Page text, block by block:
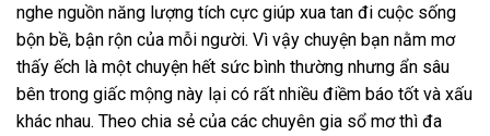
nghe nguồn năng lượng tích cực giúp xua tan đi cuộc sống
bộn bề, bận rộn của mỗi người. Vì vậy chuyện bạn nằm mơ
thấy ếch là một chuyện hết sức bình thường nhưng ẩn sâu
bên trong giấc mộng này lại có rất nhiều điềm báo tốt và xấu
khác nhau. Theo chia sẻ của các chuyên gia sổ mơ thì đa